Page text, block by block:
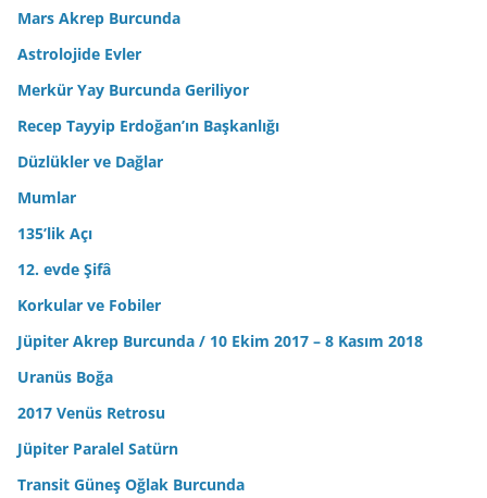
Mars Akrep Burcunda
Astrolojide Evler
Merkür Yay Burcunda Geriliyor
Recep Tayyip Erdoğan’ın Başkanlığı
Düzlükler ve Dağlar
Mumlar
135’lik Açı
12. evde Şifâ
Korkular ve Fobiler
Jüpiter Akrep Burcunda / 10 Ekim 2017 – 8 Kasım 2018
Uranüs Boğa
2017 Venüs Retrosu
Jüpiter Paralel Satürn
Transit Güneş Oğlak Burcunda